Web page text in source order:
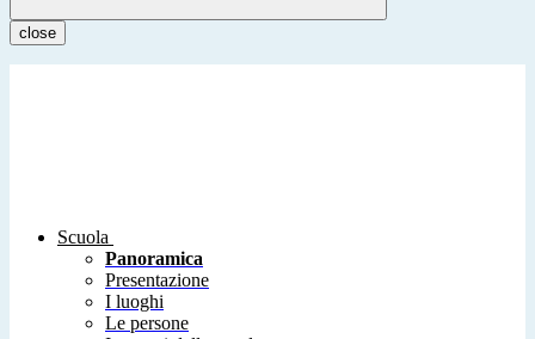
close
Scuola
Panoramica
Presentazione
I luoghi
Le persone